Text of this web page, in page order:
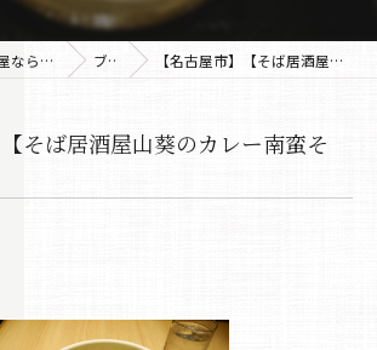
名古屋市の居酒屋なら株式会社みちしるべ ブログ 【名古屋市】【そば居酒屋山葵のカレー南蛮そば】
【そば居酒屋山葵のカレー南蛮そ